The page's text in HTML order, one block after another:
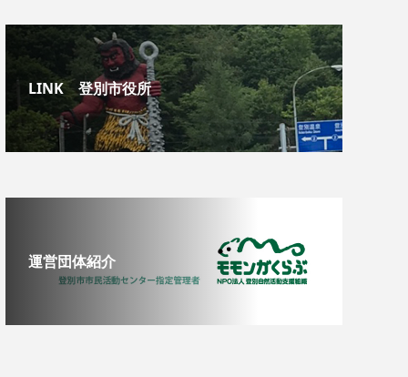
LINK 登別市役所
運営団体紹介